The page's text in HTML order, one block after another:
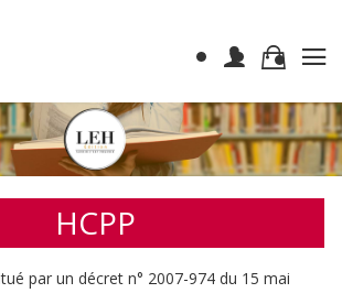
HCPP
par un décret n° 2007-974 du 15 mai